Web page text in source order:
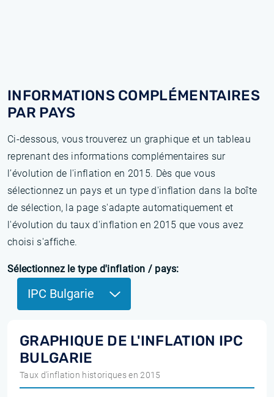
INFORMATIONS COMPLÉMENTAIRES
PAR PAYS
Ci-dessous, vous trouverez un graphique et un tableau
reprenant des informations complémentaires sur
l’évolution de l'inflation en 2015. Dès que vous
sélectionnez un pays et un type d'inflation dans la boîte
de sélection, la page s'adapte automatiquement et
l'évolution du taux d'inflation en 2015 que vous avez
choisi s'affiche.
Sélectionnez le type d'inflation / pays:
IPC Bulgarie
GRAPHIQUE DE L'INFLATION IPC
BULGARIE
Taux d'inflation historiques en 2015